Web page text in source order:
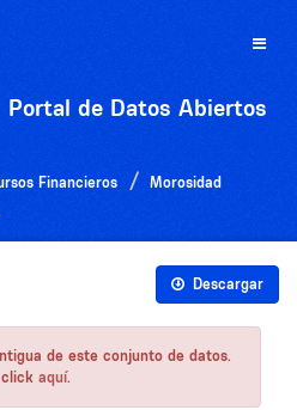
Toggle
Portal de Datos Abiertos
Financieros
Morosidad
Descargar
de este conjunto de datos.
aquí.